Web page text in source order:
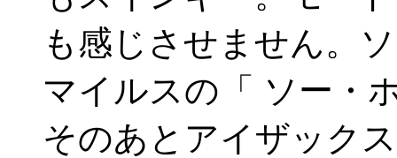
も感じさせません。
マイルスの「 ソー・
そのあとアイザック